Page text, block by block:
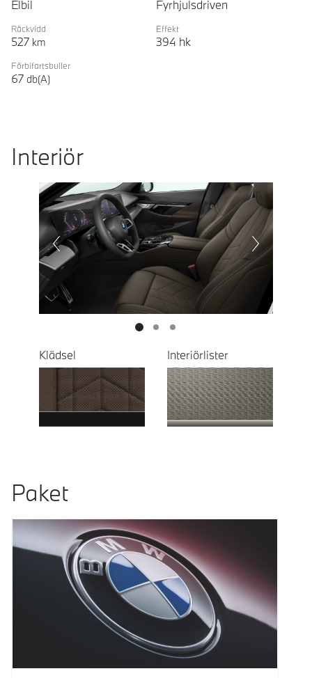
Elbil Fyrhjulsdriven
Räckvidd
527 km
Effekt
394 hk
Förbifartsbuller
67 db(A)
Interiör
Prevoius
Next
Klädsel Interiörlister
Paket